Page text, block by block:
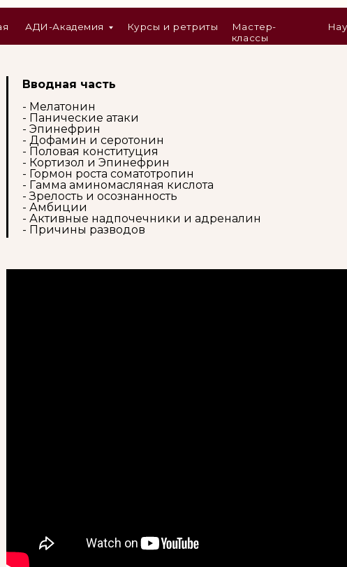
Научные статьи
Мастер-
классы
Курсы и ретриты
АДИ-Академия
Вводная часть
- Мелатонин
- Панические атаки
- Эпинефрин
- Дофамин и серотонин
- Половая конституция
- Кортизол и Эпинефрин
- Гормон роста соматотропин
- Гамма аминомасляная кислота
- Зрелость и осознанность
- Амбиции
- Активные надпочечники и адреналин
- Причины разводов